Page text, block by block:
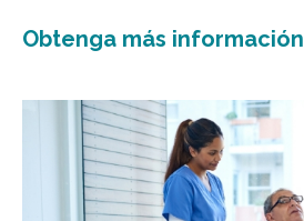
Obtenga más información